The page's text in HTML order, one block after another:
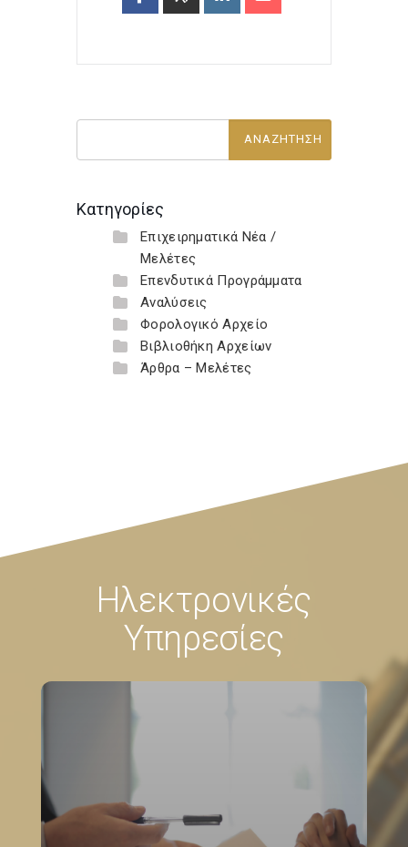
Κατηγορίες
Επιχειρηματικά Νέα /
Μελέτες
Επενδυτικά Προγράμματα
Αναλύσεις
Φορολογικό Αρχείο
Βιβλιοθήκη Αρχείων
Άρθρα – Μελέτες
Ηλεκτρονικές
Υπηρεσίες